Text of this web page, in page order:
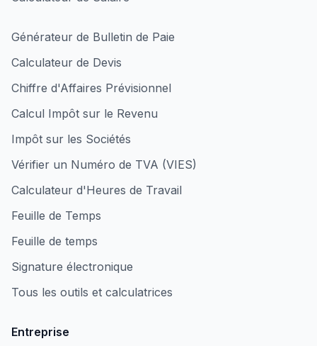
Générateur de Bulletin de Paie
Calculateur de Devis
Chiffre d'Affaires Prévisionnel
Calcul Impôt sur le Revenu
Impôt sur les Sociétés
Vérifier un Numéro de TVA (VIES)
Calculateur d'Heures de Travail
Feuille de Temps
Feuille de temps
Signature électronique
Tous les outils et calculatrices
Entreprise